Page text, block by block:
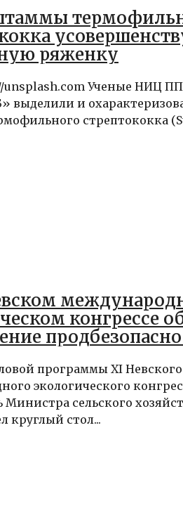
ряженку
unsplash.com Ученые НИЦ
выделили и
стрептококка
конгрессе
программы XI Невского
экологического
Министра сельского
круглый стол...